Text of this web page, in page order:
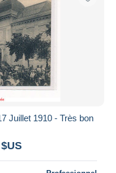
Juillet 1910 - Très bon